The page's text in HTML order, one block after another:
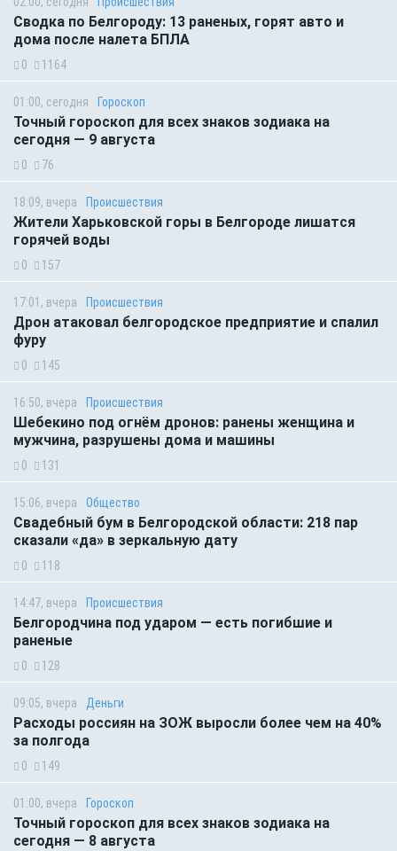
Сводка по Белгороду: 13 раненых, горят авто и
дома после налета БПЛА
0 1164
01:00, сегодня Гороскоп
Точный гороскоп для всех знаков зодиака на
сегодня — 9 августа
0 76
18:09, вчера Происшествия
Жители Харьковской горы в Белгороде лишатся
горячей воды
0 157
17:01, вчера Происшествия
Дрон атаковал белгородское предприятие и спалил
фуру
0 145
16:50, вчера Происшествия
Шебекино под огнём дронов: ранены женщина и
мужчина, разрушены дома и машины
0 131
15:06, вчера Общество
Свадебный бум в Белгородской области: 218 пар
сказали «да» в зеркальную дату
0 118
14:47, вчера Происшествия
Белгородчина под ударом — есть погибшие и
раненые
0 128
09:05, вчера Деньги
Расходы россиян на ЗОЖ выросли более чем на 40%
за полгода
0 149
01:00, вчера Гороскоп
Точный гороскоп для всех знаков зодиака на
сегодня — 8 августа